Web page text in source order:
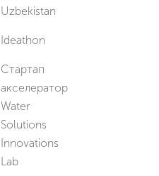
Uzbekistan
Ideathon
Стартап
акселератор
Water
Solutions
Innovations
Lab